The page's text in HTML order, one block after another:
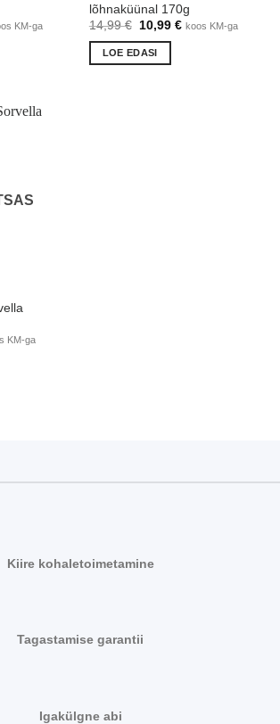
KM-ga
lõhnaküünal 170g
14,99€
Algne
oli:
14,99 €.
10,99 €Praegune
koos KM-ga
LOE EDASI
KM-ga
Kiire kohaletoimetamine
Tagastamise garantii
Igakülgne abi